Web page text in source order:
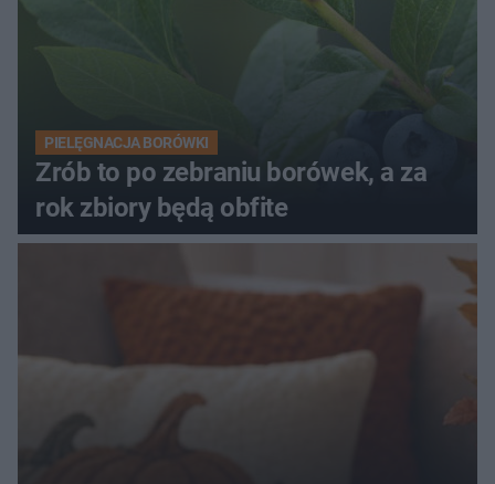
PIELĘGNACJA BORÓWKI
Zrób to po zebraniu borówek, a za
rok zbiory będą obfite